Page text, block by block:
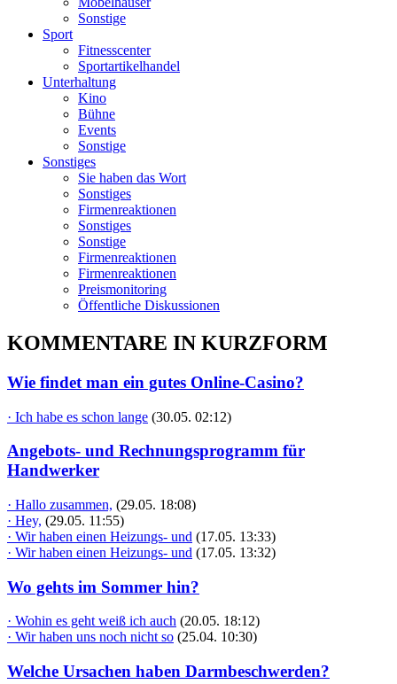
Sonstige
Sport
Fitnesscenter
Sportartikelhandel
Unterhaltung
Kino
Bühne
Events
Sonstige
Sonstiges
Sie haben das Wort
Sonstiges
Firmenreaktionen
Sonstiges
Sonstige
Firmenreaktionen
Firmenreaktionen
Preismonitoring
Öffentliche Diskussionen
KOMMENTARE IN KURZFORM
Wie findet man ein gutes Online-Casino?
· Ich habe es schon lange (30.05. 02:12)
Angebots- und Rechnungsprogramm für
Handwerker
· Hallo zusammen, (29.05. 18:08)
· Hey, (29.05. 11:55)
· Wir haben einen Heizungs- und (17.05. 13:33)
· Wir haben einen Heizungs- und (17.05. 13:32)
Wo gehts im Sommer hin?
· Wohin es geht weiß ich auch (20.05. 18:12)
· Wir haben uns noch nicht so (25.04. 10:30)
Welche Ursachen haben Darmbeschwerden?